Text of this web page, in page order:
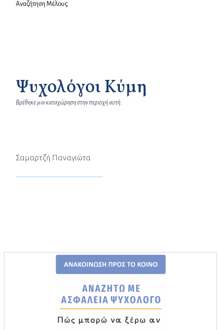
Αναζήτηση Μέλους
Ψυχολόγοι Κύμη
Βρέθηκε μια καταχώρηση στην περιοχή αυτή.
Σαμαρτζή Παναγιώτα